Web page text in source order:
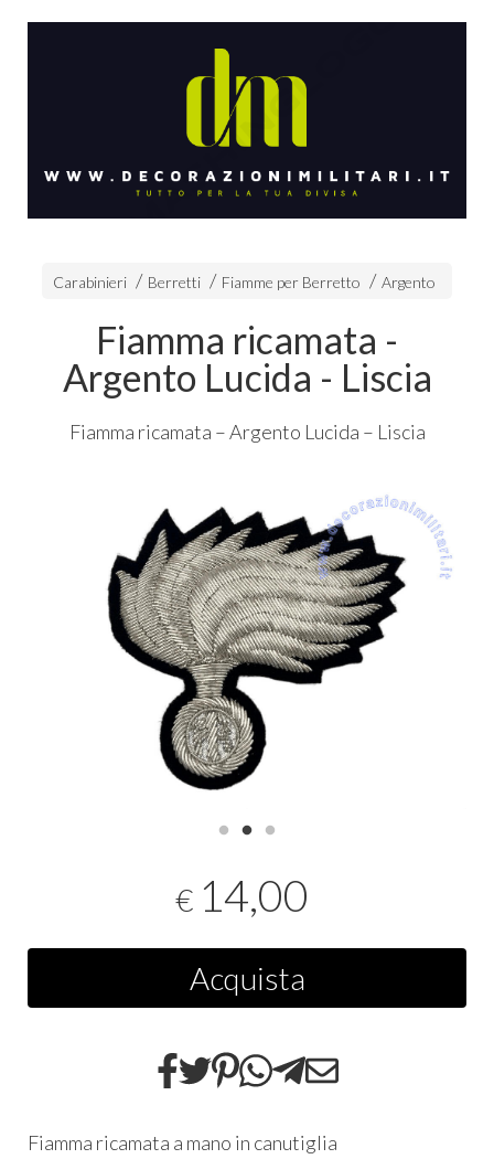
Carabinieri Berretti Fiamme per Berretto Argento
Fiamma ricamata -
Argento Lucida - Liscia
Fiamma ricamata – Argento Lucida – Liscia
€ 14,00
Acquista
Fiamma ricamata a mano in canutiglia